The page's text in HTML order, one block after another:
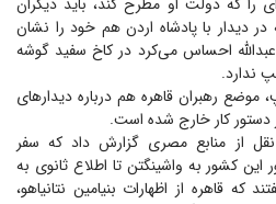
دیدار با پادشاه اردن هم خود را نشان
احساس می‌کرد در کاخ سفید گوشه
ندارد.
موضع رهبران قاهره هم درباره دیدار‌های
دستور کار خارج شده است.
نقل از منابع مصری گزارش داد که سفر
کشور به واشینگتن تا اطلاع ثانوی به
که قاهره از اظهارات بنیامین نتانیاهو،